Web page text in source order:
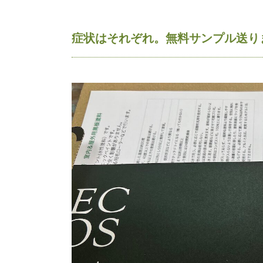
症状はそれぞれ。無料サンプル送り